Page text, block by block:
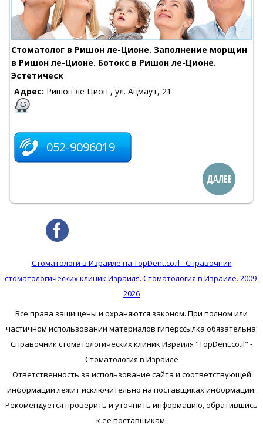
Стоматолог в Ришон ле-Ционе. Заполнение морщин
в Ришон ле-Ционе. Ботокс в Ришон ле-Ционе.
Эстетическ
Адрес: Ришон ле Цион , ул. Ацмаут, 21
052-9096019
ДАЛЕЕ
Стоматологи в Израиле на TopDent.co.il - Справочник
стоматологических клиник Израиля. Стоматология в Израиле. 2009-
2026
Все права защищены и охраняются законом. При полном или
частичном использовании материалов гиперссылка обязательна:
Справочник стоматологических клиник Израиля "TopDent.co.il" -
Стоматология в Израиле
Ответственность за использование сайта и соответствующей
информации лежит исключительно на поставщиках информации.
Рекомендуется проверить и уточнить информацию, обратившись
к ее поставщикам.